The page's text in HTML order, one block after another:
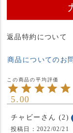
返品特約について
商品についてのお
5.00
チャビー 2
投稿日
2022/02/21